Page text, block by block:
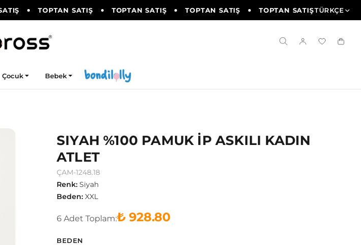
TOPTAN SATIŞ TOPTAN SATIŞ TOPTAN SATIŞ TOPTAN SATIŞ TOPTAN
TÜRKÇE
Çocuk Bebek
SIYAH %100 PAMUK İP ASKILI KADIN
ATLET
ÇAM-1248.18
Renk: Siyah
Beden: XXL
6 Adet Toplam:₺ 928.80
BEDEN